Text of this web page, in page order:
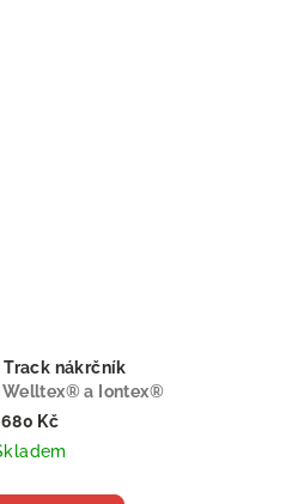
Track nákrčník
Welltex® a Iontex®
680 Kč